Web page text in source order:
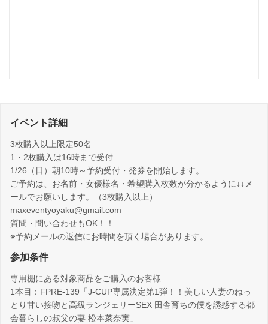
イベント詳細
3枚購入以上限定50名
1・2枚購入は16時まで受付
1/26（日）朝10時～予約受付・発券を開始します。
ご予約は、お名前・女優様名・希望購入枚数が分かるように↓↓メ
ールでお願いします。（3枚購入以上）
maxeventyoyaku@gmail.com
質問・問い合わせもOK！！
※予約メールの返信にお時間を頂く場合があります。
参加条件
専用棚にある対象商品をご購入のお客様
1本目：FPRE-139「J-CUP専属決定第1弾！！美しい人妻のねっ
とり甘い接吻と高級ランジェリーSEX 田舎育ちの僕を誘惑する都
会暮らしの叔父の妻 松本菜奈実」